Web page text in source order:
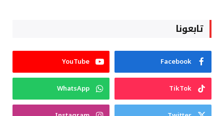
تابعونا
Facebook
YouTube
TikTok
WhatsApp